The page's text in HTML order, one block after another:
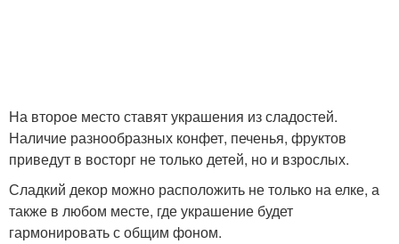
На второе место ставят украшения из сладостей.
Наличие разнообразных конфет, печенья, фруктов
приведут в восторг не только детей, но и взрослых.
Сладкий декор можно расположить не только на елке, а
также в любом месте, где украшение будет
гармонировать с общим фоном.